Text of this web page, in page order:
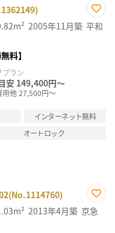
お気
に入
2005年11月築 平和
料】
プラン
安 149,400円～
用他 27,500円～
インターネット無料
オートロック
お気
に入
2013年4月築 京急